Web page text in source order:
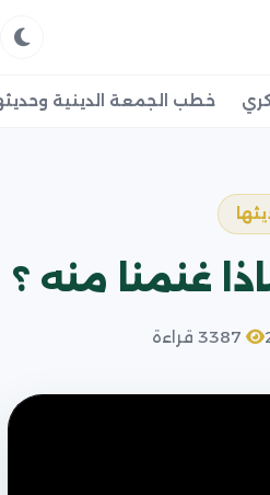
خطب الجمعة الدينية
غنمنا منه ؟